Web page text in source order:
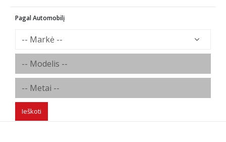
Pagal Automobilį
Ieškoti